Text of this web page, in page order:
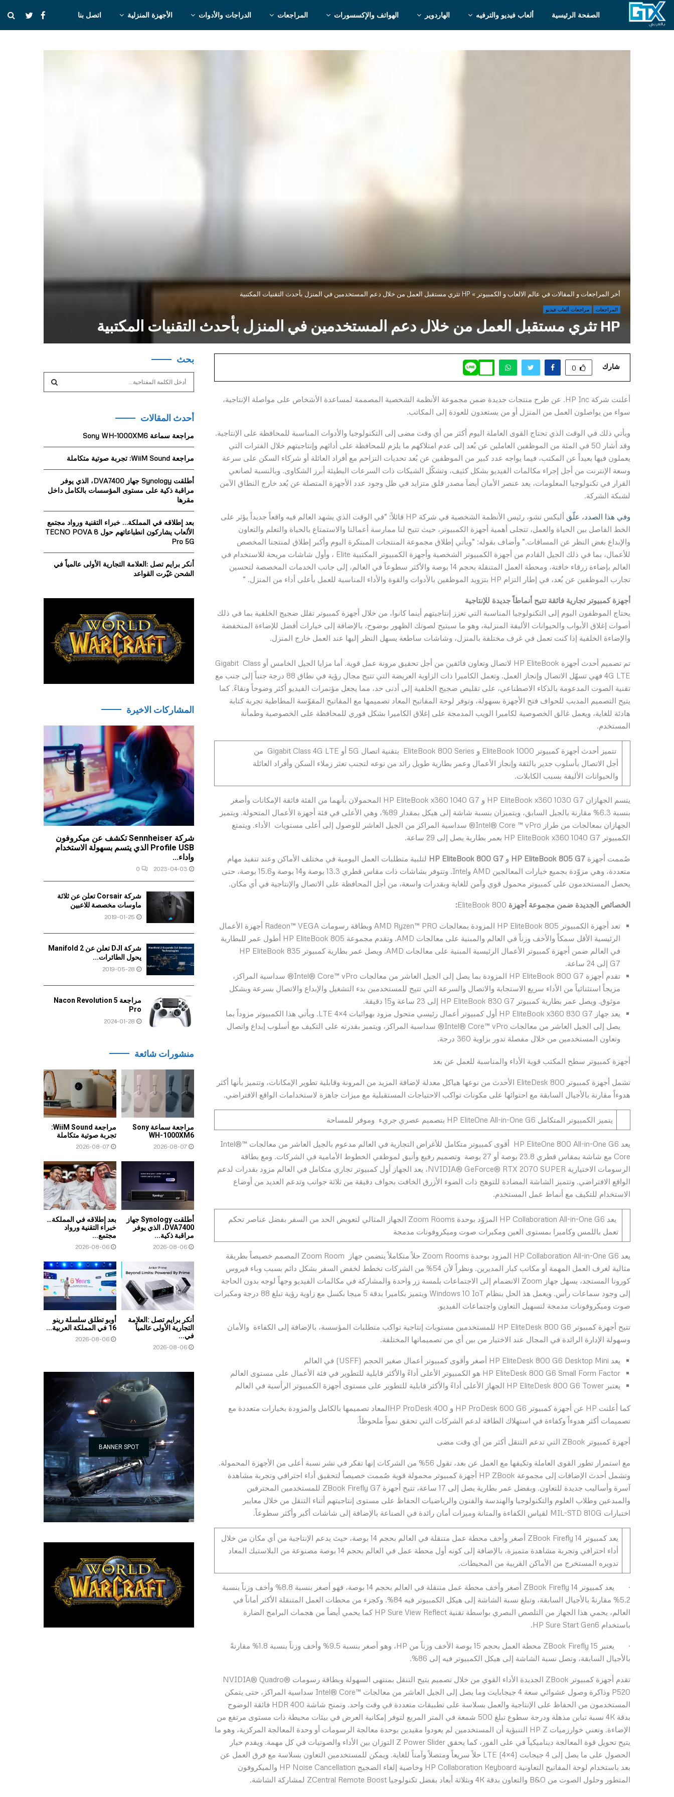
الصفحة الرئيسية ألعاب فيديو والترفيه الهاردوير الهواتف والإكسسورات المراجعات الدراجات والأدوات الأجهزة المنزلية اتصل بنا
أخر المراجعات و المقالات في عالم الالعاب و الكمبيوتر » HP تثري مستقبل العمل من خلال دعم المستخدمين في المنزل بأحدث التقنيات المكتبية
المراجعات مراجعات ألعاب فيديو
HP تثري مستقبل العمل من خلال دعم المستخدمين في المنزل بأحدث التقنيات المكتبية
شارك 0
أعلنت شركة HP Inc. عن طرح منتجات جديدة ضمن مجموعة الأنظمة الشخصية المصممة لمساعدة الأشخاص على مواصلة الإنتاجية،
سواء من يواصلون العمل من المنزل أو من يستعدون للعودة إلى المكاتب.
ويأتي ذلك في الوقت الذي تحتاج القوى العاملة اليوم أكثر من أي وقت مضى إلى التكنولوجيا والأدوات المناسبة للمحافظة على الإنتاجية.
وقد أشار 50 في المئة من الموظفين العاملين عن بُعد إلى عدم امتلاكهم ما يلزم للمحافظة على أدائهم وإنتاجيتهم خلال الفترات التي
يعملون فيها بعيداً عن المكتب، فيما يواجه عدد كبير من الموظفين عن بُعد تحديات التزاحم مع أفراد العائلة أو شركاء السكن على سرعة
وسعة الإنترنت من أجل إجراء مكالمات الفيديو بشكل كثيف، وتشكّل الشبكات ذات السرعات البطيئة أبرز الشكاوى. وبالنسبة لصانعي
القرار في تكنولوجيا المعلومات، يعد عنصر الأمان أيضاَ مصدر قلق متزايد في ظل وجود عدد الأجهزة المتصلة عن بُعد خارج النطاق الآمن
لشبكة الشركة.
وفي هذا الصدد، علّق
أليكس تشو، رئيس الأنظمة الشخصية في شركة HP قائلاً: “في الوقت الذي يشهد العالم فيه واقعاً جديداً يؤثر على
الخط الفاصل بين الحياة والعمل، تتجلى أهمية أجهزة الكمبيوتر، حيث تتيح لنا ممارسة أعمالنا والاستمتاع بالحياة والتعلم والتعاون
والإبداع بغض النظر عن المسافات.” وأضاف بقوله: “ويأتي إطلاق مجموعة المنتجات المبتكرة اليوم وأكبر إطلاق لمنتجنا المخصص
للأعمال، بما في ذلك الجيل القادم من أجهزة الكمبيوتر الشخصية وأجهزة الكمبيوتر المكتبية Elite ، وأول شاشات مريحة للاستخدام في
العالم بإضاءة زرقاء خافتة، ومحطة العمل المتنقلة بحجم 14 بوصة والأكثر سطوعاً في العالم، إلى جانب الخدمات المخصصة لتحسين
تجارب الموظفين عن بُعد، في إطار التزام HP بتزويد الموظفين بالأدوات والقوة والأداء المناسبة للعمل بأعلى أداء من المنزل. “
أجهزة كمبيوتر تجارية فائقة تتيح أنماطاً جديدة للإنتاجية
يحتاج الموظفون اليوم إلى التكنولوجيا المناسبة التي تعزز إنتاجيتهم أينما كانوا، من خلال أجهزة كمبيوتر تقلل ضجيج الخلفية بما في ذلك
أصوات إغلاق الأبواب والحيوانات الأليفة المنزلية، وهو ما سيتيح لصوتك الظهور بوضوح، بالإضافة إلى خيارات أفضل للإضاءة المنخفضة
والإضاءة الخلفية إذا كنت تعمل في غرف مختلفة بالمنزل، وشاشات ساطعة يسهل النظر إليها عند العمل خارج المنزل.
تم تصميم أحدث أجهزة HP EliteBook لاتصال وتعاون فائقين من أجل تحقيق مرونة عمل قوية. أما مزايا الجيل الخامس أو Gigabit Class
4G LTE فهي تسهّل الاتصال وإنجاز العمل. وتعمل الكاميرا ذات الزاوية العريضة التي تتيح مجال رؤية في نطاق 88 درجة جنباً إلى جنب مع
تقنية الصوت المدعومة بالذكاء الاصطناعي، على تقليص ضجيج الخلفية إلى أدنى حد، مما يجعل مؤتمرات الفيديو أكثر وضوحاً ونقاءً. كما
يتيح التصميم المدبب للحواف فتح الأجهزة بسهولة، وتوفر لوحة المفاتيح المعاد تصميمها مع المفاتيح المقوّسة المطاطية تجربة كتابة
هادئة للغاية، ويعمل غالق الخصوصية لكاميرا الويب المدمجة على إغلاق الكاميرا بشكل فوري للمحافظة على الخصوصية وطمأنة
المستخدم.
تتميز أحدث أجهزة كمبيوتر EliteBook 1000 و EliteBook 800 Series بتقنية اتصال 5G أو Gigabit Class 4G LTE من
أجل الاتصال بأسلوب جدير بالثقة وإنجاز الأعمال وعمر بطارية طويل رائد من نوعه لتجنب تعثر زملاء السكن وأفراد العائلة
والحيوانات الأليفة بسبب الكابلات.
يتسم الجهازان HP EliteBook x360 1030 G7 و HP EliteBook x360 1040 G7 المحمولان بأنهما من الفئة فائقة الإمكانات وأصغر
بنسبة 6.3% مقارنة بالجيل السابق، ويتميزان بنسبة شاشة إلى هيكل بمقدار 89%، وهي الأعلى في فئة أجهزة الأعمال المتحولة. ويتميز
الجهازان بمعالجات من طراز Intel® Core ™ vPro® سداسية المراكز من الجيل العاشر للوصول إلى أعلى مستويات الأداء. ويتمتع
الكمبيوتر HP EliteBook x360 1040 G7 بعمر بطارية يصل إلى 29 ساعة.
صُممت أجهزة HP EliteBook 805 G7 و HP EliteBook 800 G7 لتلبية متطلبات العمل اليومية في مختلف الأماكن وعند تنفيذ مهام
متعددة، وهي مزوّدة بجميع خيارات المعالجين AMD وIntel. وتتوفر بشاشات ذات مقاس قطري 13.3 بوصة و14 بوصة و15.6 بوصة، حتى
يحصل المستخدمون على كمبيوتر محمول قوي وآمن للغاية وبقدرات واسعة، من أجل المحافظة على الاتصال والإنتاجية في أي مكان.
الخصائص الجديدة ضمن مجموعة أجهزة EliteBook 800
:
تعد أجهزة الكمبيوتر HP EliteBook 805 المزودة بمعالجات AMD Ryzen™ PRO وبطاقة رسومات Radeon™ VEGA أجهزة الأعمال
الرئيسية الأقل سمكاً والأخف وزناً في العالم والمبنية على معالجات AMD. وتقدم مجموعة HP EliteBook 805 أطول عمر للبطارية
في العالم ضمن أجهزة كمبيوتر الأعمال الرئيسية المبنية على معالجات AMD. ويصل عمر بطارية كمبيوتر HP EliteBook 835
G7 إلى 24 ساعة.
تقدم أجهزة HP EliteBook 800 G7 المزودة بما يصل إلى الجيل العاشر من معالجات Intel® Core™ vPro® سداسية المراكز،
مزيجاً استثنائياً من الأداء سريع الاستجابة والاتصال والسرعة التي تتيح للمستخدمين بدء التشغيل والإبداع والاتصال بسرعة وبشكل
موثوق. ويصل عمر بطارية كمبيوتر HP EliteBook 830 G7 إلى 23 ساعة و15 دقيقة.
يعد جهاز HP EliteBook x360 830 G7 أول كمبيوتر أعمال رئيسي متحول مزود بهوائيات 4×4 LTE. ويأتي هذا الكمبيوتر مزوداً بما
يصل إلى الجيل العاشر من معالجات Intel® Core™ vPro® سداسية المراكز، ويتميز بقدرته على التكيف مع أسلوب إبداع واتصال
وتعاون المستخدمين من خلال مفصلة تدور بزاوية 360 درجة.
أجهزة كمبيوتر سطح المكتب قوية الأداء والمناسبة للعمل عن بعد
تشمل أجهزة كمبيوتر EliteDesk 800 الأحدث من نوعها هياكل معدلة لإضافة المزيد من المرونة وقابلية تطوير الإمكانات، وتتميز بأنها أكثر
هدوءاً مقارنة بالأجيال السابقة مع احتوائها على مكونات تواكب الاحتياجات المستقبلية مع ميزات جاهزة لاستخدامات الواقع الافتراضي.
يتميز الكمبيوتر المتكامل HP EliteOne All-in-One G6 بتصميم عصري جريء وموفر للمساحة
يعد HP EliteOne 800 All-in-One G6 أقوى كمبيوتر متكامل للأغراض التجارية في العالم مدعوم بالجيل العاشر من معالجات ™Intel®
Core مع شاشة بمقاس قطري 23.8 بوصة أو 27 بوصة وتصميم رفيع وأنيق لموظفي الخطوط الأمامية في الشركات. ومع بطاقة
الرسومات الاختيارية NVIDIA® GeForce® RTX 2070 SUPER، يعد الجهاز أول كمبيوتر تجاري متكامل في العالم مزود بقدرات لدعم
الواقع الافتراضي. وتتميز الشاشة المضادة للتوهج ذات الضوء الأزرق الخافت بحواف دقيقة من ثلاثة جوانب وتدعم العديد من أوضاع
الاستخدام للتكيف مع أنماط عمل المستخدم.
يعد HP Collaboration All-in-One G6 المزوّد بوحدة Zoom Rooms الجهاز المثالي لتعويض الحد من السفر بفضل عناصر تحكم
تعمل باللمس وكاميرا بمستوى العين ومكبرات صوت وميكروفونات مدمجة
يعد HP Collaboration All-in-One G6 المزود بوحدة Zoom Rooms حلاً متكاملاً يتضمن جهاز Zoom Room المصمم خصيصاً بطريقة
مثالية لغرف العمل المهمة أو مكاتب كبار المديرين. ونظراً لأن 54% من الشركات تخطط لخفض السفر بشكل دائم بسبب وباء فيروس
كورونا المستجد، يسهل جهاز Zoom الانضمام إلى الاجتماعات بلمسة زر واحدة والمشاركة في مكالمات الفيديو وجهاً لوجه بدون الحاجة
إلى وجود سماعات رأس. ويعمل هذ الحل بنظام Windows 10 IoT ويتميز بكاميرا بدقة 5 ميجا بكسل مع زاوية رؤية تبلغ 88 درجة ومكبرات
صوت وميكروفونات مدمجة لتسهيل التعاون واجتماعات الفيديو.
تتيح أجهزة كمبيوتر HP EliteDesk 800 G6 للمستخدمين مستويات إنتاجية تواكب متطلبات المؤسسة، بالإضافة إلى الكفاءة والأمان
وسهولة الإدارة الرائدة في المجال عند الاختيار من بين أي من تصميماتها المختلفة.
يعد HP EliteDesk 800 G6 Desktop Mini أصغر وأقوى كمبيوتر أعمال صغير الحجم (USFF) في العالم
HP EliteDesk 800 G6 Small Form Factor هو الكمبيوتر الأعلى أداءً والأكثر قابلية للتطوير في فئة الأعمال على مستوى العالم
يعتبر HP EliteDesk 800 G6 Tower الجهاز الأعلى أداءً والأكثر قابلية للتطوير على مستوى أجهزة الكمبيوتر الرأسية في العالم
كما أعلنت HP عن أجهزة كمبيوتر HP ProDesk 600 G6 و HP ProDesk 400المعاد تصميمها بالكامل والمزودة بخيارات متعددة مع
تصميمات أكثر هدوءاً وكفاءة في استهلاك الطاقة لدعم الشركات التي تحقق نمواً ملحوظاً.
أجهزة كمبيوتر ZBook التي تدعم التنقل أكثر من أي وقت مضى
مع استمرار تطور القوى العاملة وتكيفها مع العمل عن بعد، تقول 56% من الشركات إنها تفكر في نشر نسبة أعلى من الأجهزة المحمولة.
وتشمل أحدث الإضافات إلى مجموعة HP ZBook أجهزة كمبيوتر محمولة قوية صُممت خصيصاً لتحقيق أداء احترافي وتجربة مشاهدة
آسرة وأساليب جديدة للتعاون. وبفضل عمر بطارية يصل إلى 17 ساعة، تتيح أجهزة ZBook Firefly G7 للمستخدمين المحترفين
والمبدعين وطلاب العلوم والتكنولوجيا والهندسة والفنون والرياضيات الحفاظ على مستوى إنتاجيتهم أثناء التنقل من خلال معايير
اختبارات MIL-STD 810G لقياس الكفاءة والمتانة وميزات أمان رائدة في الصناعة بالإضافة إلى شاشات أكبر وأكثر سطوعاً.
يعد كمبيوتر ZBook Firefly 14 أصغر وأخف محطة عمل متنقلة في العالم بحجم 14 بوصة، حيث يدعم الإنتاجية من أي مكان من خلال
أداء احترافي وتجربة مشاهدة متميزة، بالإضافة إلى كونه أول محطة عمل في العالم بحجم 14 بوصة مصنوعة من البلاستيك المعاد
تدويره المستخرج من الأماكن القريبة من المحيطات.
· يعد كمبيوتر ZBook Firefly 14 أصغر وأخف محطة عمل متنقلة في العالم بحجم 14 بوصة، فهو أصغر بنسبة 8.8% وأخف وزناً بنسبة
5.2% مقارنةً بالأجيال السابقة، وتبلغ نسبة الشاشة إلى هيكل الكمبيوتر فيه 84%. وكجزء من محطات العمل المتنقلة الأكثر أماناً في
العالم، يحمي هذا الجهاز من التلصص البصري بواسطة تقنية HP Sure View Reflect كما يحمي أيضاً من هجمات البرامج الضارة
باستخدام HP Sure Start Gen6.
· يعتبر ZBook Firefly 15 محطة العمل بحجم 15 بوصة الأخف وزناً من HP، وهو أصغر بنسبة 9.5% وأخف وزناً بنسبة 1.8% مقارنةً
بالأجيال السابقة، وتصل نسبة الشاشة إلى هيكل الكمبيوتر فيه إلى 86%.
تقدم أجهزة كمبيوتر ZBook الجديدة الأداء القوي من خلال تصميم يتيح التنقل بمنتهى السهولة وبطاقة رسومات NVIDIA® Quadro®
P520 وذاكرة وصول عشوائي سعة 4 جيجابايت وما يصل إلى الجيل العاشر من معالجات ™Intel® Core سداسية المراكز، حتى يتمكن
المستخدمون من الحفاظ على الإنتاجية والعمل بسلاسة على تطبيقات متعددة في وقت واحد. وتمنح شاشة HDR 400 فائقة الوضوح
بدقة 4K نسبة تباين مذهلة ودرجة سطوع تبلغ 500 شمعة في المتر المربع لتوفر إمكانية العرض في بيئات محيطة ذات مستوى مرتفع من
الإضاءة. وتعني خوارزميات HP Z التنبؤية أن المستخدمين لم يعودوا مقيدين بوحدة معالجة الرسومات أو وحدة المعالجة المركزية، وهو ما
يتيح تحويل قوة المعالجة ديناميكياً في على الفور، كما يحقق Z Power Slider التوزان بين الأداء والصوتيات في كل مهمة. ويقدم خيار
الحصول على ما يصل إلى 4 جيجابت LTE (4×4) حلاً سريعاً ومتصلاً وآمناً للغاية. ويمكن للمستخدمين التعاون بسلاسة مع فرق العمل عن
بعد باستخدام لوحة المفاتيح التعاونية HP Collaboration Keyboard وخاصية إلغاء الضجيج HP Noise Cancellation والميكروفون
المتطور وحلول الصوت من B&O والتعاون بدقة 4K وبثلاثة أبعاد بفضل تكنولوجيا ZCentral Remote Boost لمشاركة الشاشة.
بحث
c
f
r
:
أحدث المقالات
مراجعة سماعة Sony WH-1000XM6
مراجعة WiiM Sound: تجربة صوتية متكاملة
أطلقت Synology جهاز DVA7400، الذي يوفر
مراقبة ذكية على مستوى المؤسسات بالكامل داخل
مقرها
بعد إطلاقه في المملكة… خبراء التقنية ورواد مجتمع
الألعاب يشاركون انطباعاتهم حول TECNO POVA 8
Pro 5G
أنكر برايم تصل :العلامة التجارية الأولى عالمياً في
الشحن غيّرت القواعد
المشاركات الاخيرة
شركة Sennheiser تكشف عن ميكروفون
Profile USB الذي يتسم بسهولة الاستخدام
واداء...
2023-04-03
0
شركة Corsair تعلن عن ثلاثة
ماوسات مخصصة للاعبين
2019-01-25
شركة DJI تعلن عن Manifold 2
يحول الطائرات...
2019-05-28
مراجعة Nacon Revolution 5
Pro
2024-01-28
منشورات شائعة
مراجعة سماعة Sony
WH-1000XM6
2026-08-07
مراجعة WiiM Sound:
تجربة صوتية متكاملة
2026-08-07
أطلقت Synology جهاز
DVA7400، الذي يوفر
مراقبة ذكية...
2026-08-06
بعد إطلاقه في المملكة…
خبراء التقنية ورواد
مجتمع...
2026-08-06
أنكر برايم تصل :العلامة
التجارية الأولى عالمياً
في...
2026-08-06
أوبو تطلق سلسلة رينو
16 في المملكة العربية...
2026-08-06
BANNER SPOT